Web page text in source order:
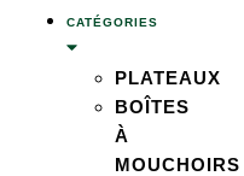
CATÉGORIES
PLATEAUX
BOÎTES
À
MOUCHOIRS